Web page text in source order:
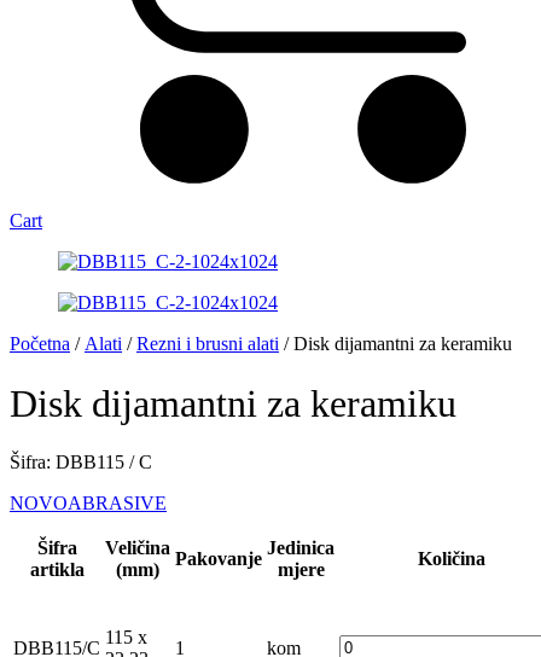
Cart
Početna / Alati /Rezni i brusni alati / Disk dijamantni za keramiku
Disk dijamantni za keramiku
Šifra: DBB115 / C
NOVOABRASIVE
Šifra
artikla
Veličina
(mm)
Pakovanje
Jedinica
mjere
Količina
DBB115/C
115 x
1 kom